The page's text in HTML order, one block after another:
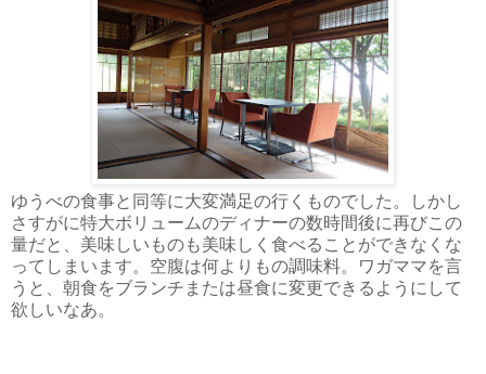
ゆうべの食事と同等に大変満足の行くものでした。しかし
さすがに特大ボリュームのディナーの数時間後に再びこの
量だと、美味しいものも美味しく食べることができなくな
ってしまいます。空腹は何よりもの調味料。ワガママを言
うと、朝食をブランチまたは昼食に変更できるようにして
欲しいなあ。